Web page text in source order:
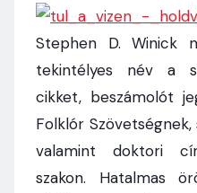
Stephen D. Winick
tekintélyes név a
cikket, beszámolót
Folklór
valamint doktori
szakon. Hatalmas